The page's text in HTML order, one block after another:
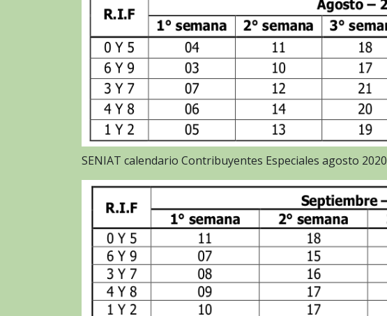
SENIAT calendario Contribuyentes Especiales agosto 2020